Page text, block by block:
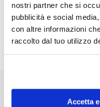
nostri partner che si
pubblicità e social
con altre informazioni
raccolto dal tuo utilizzo
Accetta
Tipo di prodotto:
Coprigambe